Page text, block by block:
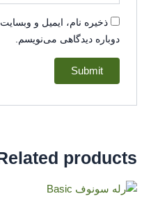
ذخیره نام، ایمیل و
دوباره دیدگاهی می‌نویسم.
products